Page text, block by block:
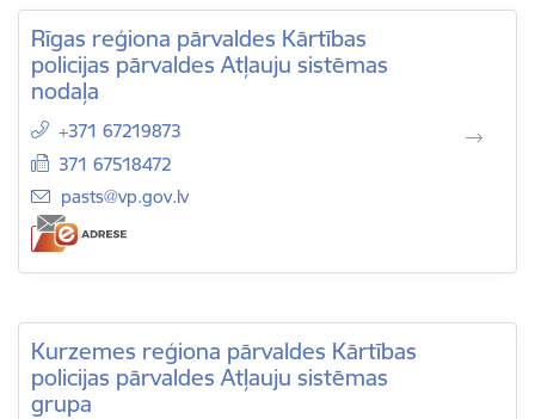
Rīgas reģiona pārvaldes Kārtības
policijas pārvaldes Atļauju sistēmas
nodaļa
+371 67219873
371 67518472
E-pasts:
pasts@vp.gov.lv
Kurzemes reģiona pārvaldes Kārtības
policijas pārvaldes Atļauju sistēmas
grupa